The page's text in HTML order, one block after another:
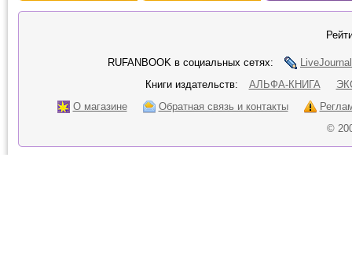
RUFANBOOK в социальных сетях:
LiveJournal
Книги издательств:
АЛЬФА-КНИГА
О магазине
Обратная связь и контакты
©